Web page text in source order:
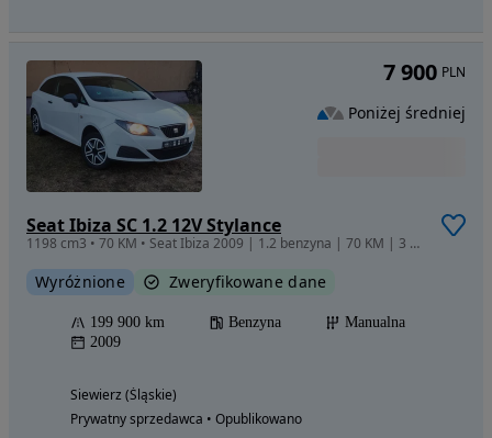
Seat Ibiza SC 1.2 12V Stylance
1198 cm3 • 70 KM • Seat Ibiza 2009 | 1.2 benzyna | 70 KM | 3 drzwi hatchback
Wyróżnione Zweryfikowane dane
199 900 km Benzyna
Manualna
2009
Siewierz (Śląskie)
Prywatny sprzedawca • Opublikowano
7 900 PLN
Poniżej średniej